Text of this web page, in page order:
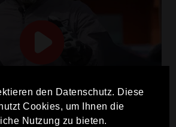
den Datenschutz. Diese
Cookies, um Ihnen die
Nutzung zu bieten.